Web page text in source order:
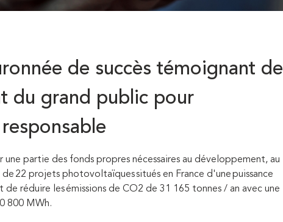
de succès témoignant de
du grand public pour
partie des fonds propres nécessaires au développement, au
22 projets photovoltaïques situés en France d'une puissance
réduire les émissions de CO2 de 31 165 tonnes / an avec une
800 MWh.